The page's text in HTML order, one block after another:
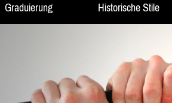
Graduierung Historische Stile